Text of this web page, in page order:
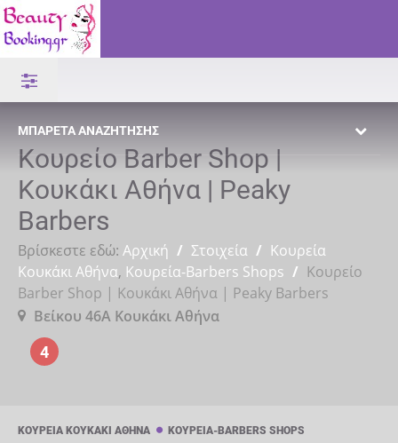
ΜΠΑΡΈΤΑ ΑΝΑΖΉΤΗΣΗΣ
Κουρείο Barber Shop |
Κουκάκι Αθήνα | Peaky
Barbers
Βρίσκεστε εδώ: Αρχική / Στοιχεία / Κουρεία
Κουκάκι Αθήνα, Κουρεία-Barbers Shops / Κουρείο
Barber Shop | Κουκάκι Αθήνα | Peaky Barbers
Βείκου 46Α Κουκάκι Αθήνα
4
ΚΟΥΡΕΊΑ ΚΟΥΚΆΚΙ ΑΘΉΝΑ ΚΟΥΡΕΊΑ-BARBERS SHOPS